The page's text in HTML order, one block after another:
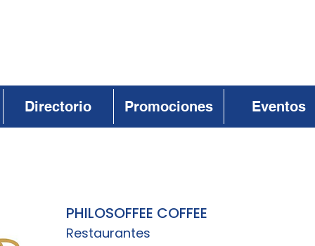
Directorio Promociones Eventos
PHILOSOFFEE COFFEE
Restaurantes